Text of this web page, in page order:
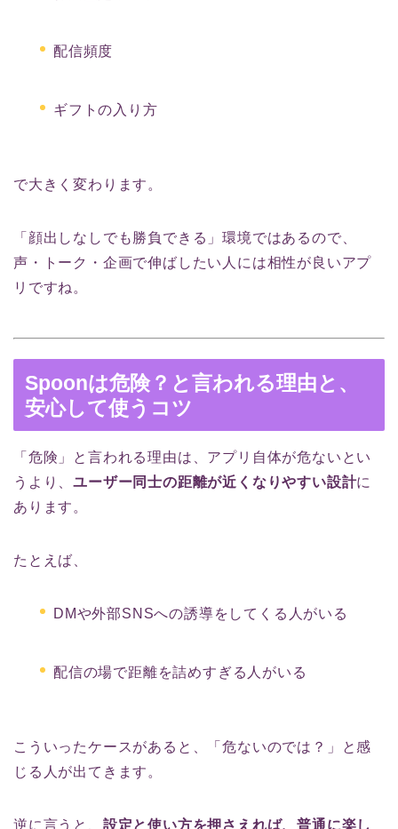
配信頻度
ギフトの入り方
で大きく変わります。
「顔出しなしでも勝負できる」環境ではあるので、
声・トーク・企画で伸ばしたい人には相性が良いアプ
リですね。
Spoonは危険？と言われる理由と、
安心して使うコツ
「危険」と言われる理由は、アプリ自体が危ないとい
うより、ユーザー同士の距離が近くなりやすい設計に
あります。
たとえば、
DMや外部SNSへの誘導をしてくる人がいる
配信の場で距離を詰めすぎる人がいる
こういったケースがあると、「危ないのでは？」と感
じる人が出てきます。
逆に言うと、 設定と使い方を押さえれば、普通に楽し